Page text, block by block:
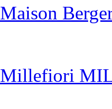
Maison
Millefiori